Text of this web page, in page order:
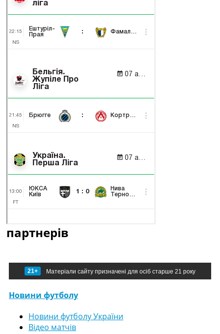
партнерів
21+ Матеріали сайту призначені для осіб старше 21 року
Новини футболу
Новини футболу України
Відео матчів